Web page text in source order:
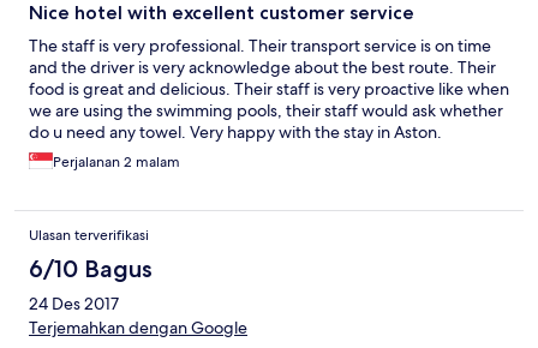
you eat meat then you'll be ok. All in all - fine for a one-night
stay; but not overly luxurious.
Nice hotel with excellent customer service
The staff is very professional. Their transport service is on time
and the driver is very acknowledge about the best route. Their
food is great and delicious. Their staff is very proactive like when
we are using the swimming pools, their staff would ask whether
do u need any towel. Very happy with the stay in Aston.
Perjalanan 2 malam
Ulasan terverifikasi
6/10 Bagus
24 Des 2017
Terjemahkan dengan Google